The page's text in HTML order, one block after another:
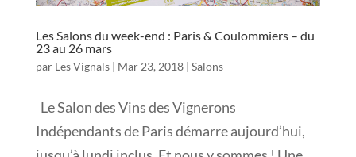
Les Salons du week-end : Paris & Coulommiers – du
23 au 26 mars
par Les Vignals| Mar 23, 2018| Salons
Le Salon des Vins des Vignerons
Indépendants de Paris démarre aujourd’hui,